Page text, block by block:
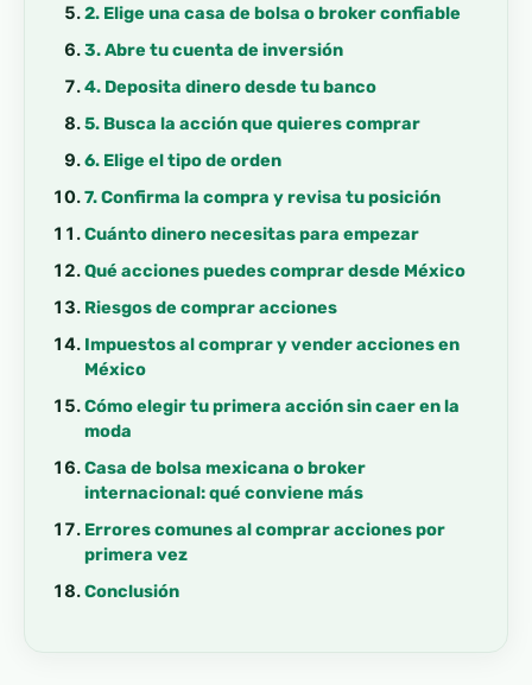
2. Elige una casa de bolsa o broker confiable
3. Abre tu cuenta de inversión
4. Deposita dinero desde tu banco
5. Busca la acción que quieres comprar
6. Elige el tipo de orden
7. Confirma la compra y revisa tu posición
Cuánto dinero necesitas para empezar
Qué acciones puedes comprar desde México
Riesgos de comprar acciones
Impuestos al comprar y vender acciones en
México
Cómo elegir tu primera acción sin caer en la
moda
Casa de bolsa mexicana o broker
internacional: qué conviene más
Errores comunes al comprar acciones por
primera vez
Conclusión